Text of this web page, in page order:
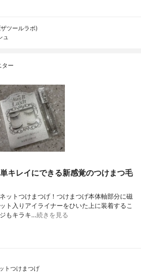
ツールラボ)
ュ
ター
キレイにできる新感覚のつけまつ毛
ットつけまつげ！つけまつげ本体軸部分に磁
ト入りアイライナーをひいた上に装着するこ
もキラキ…続きを見る
トつけまつげ